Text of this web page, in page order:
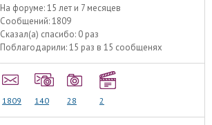
На форуме:15 лет и 7 месяцев
Сообщений:1809
Сказал(а) спасибо: 0 раз
Поблагодарили:15 раз в 15 сообщенях
1809 140 28 2